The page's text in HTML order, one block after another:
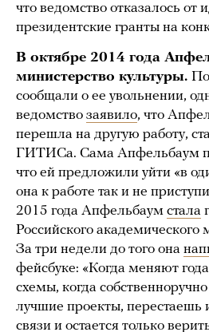
что ведомство отказалось от
президентские гранты на
В октябре 2014 года
министерство культуры.
сообщали о ее увольнении,
ведомство заявило, что
перешла на другую работу,
ГИТИСа. Сама Апфельбаум
что ей предложили уйти «в
она к работе так и не
2015 года Апфельбаум стала
Российского академического
За три недели до того она
фейсбуке: «Когда меняют
схемы, когда
лучшие проекты, перестаешь
связи и остается только